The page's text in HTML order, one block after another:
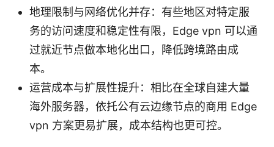
地理限制与网络优化并存：有些地区对特定服
务的访问速度和稳定性有限，Edge vpn 可以通
过就近节点做本地化出口，降低跨境路由成
本。
运营成本与扩展性提升：相比在全球自建大量
海外服务器，依托公有云边缘节点的商用 Edge
vpn 方案更易扩展，成本结构也更可控。